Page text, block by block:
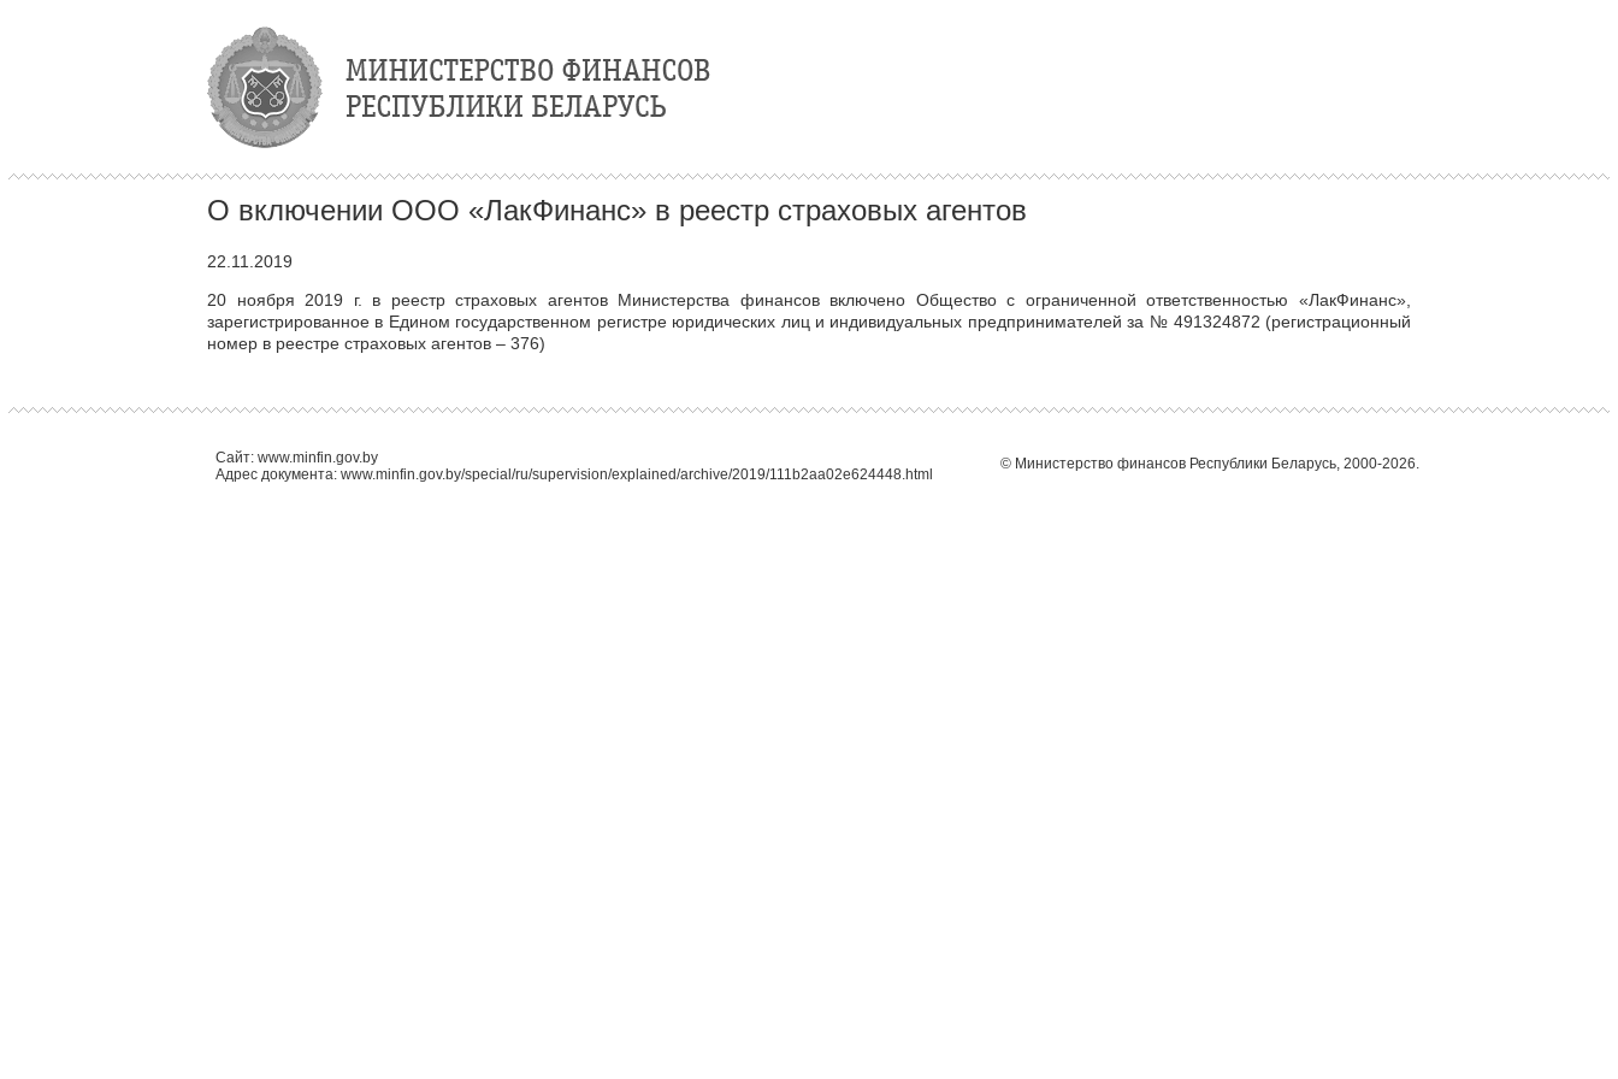
О включении ООО «ЛакФинанс» в реестр страховых агентов
22.11.2019
20 ноября 2019 г. в реестр страховых агентов Министерства финансов включено Общество с ограниченной ответственностью «ЛакФинанс»,
зарегистрированное в Едином государственном регистре юридических лиц и индивидуальных предпринимателей за № 491324872 (регистрационный
номер в реестре страховых агентов – 376)
© Министерство финансов Республики Беларусь, 2000-2026.
Сайт: www.minfin.gov.by
Адрес документа: www.minfin.gov.by/special/ru/supervision/explained/archive/2019/111b2aa02e624448.html